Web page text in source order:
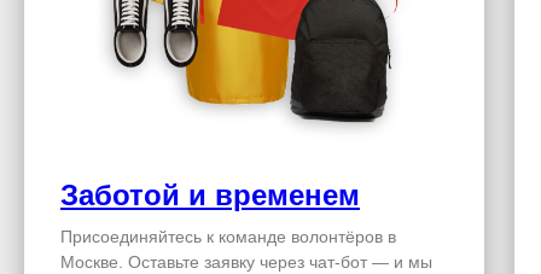
Заботой и временем
Присоединяйтесь к команде волонтёров в
Москве. Оставьте заявку через чат-бот — и мы